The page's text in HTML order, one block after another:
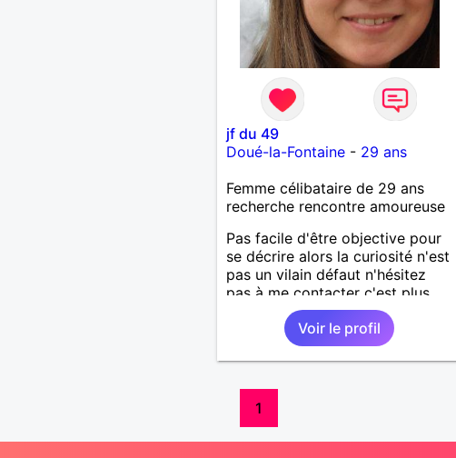
jf du 49
Doué-la-Fontaine- 29 ans
Femme célibataire de 29 ans
recherche rencontre amoureuse
Pas facile d'être objective pour
se décrire alors la curiosité n'est
pas un vilain défaut n'hésitez
pas à me contacter c'est plus
sympa pour faire connaissance.
Voir le profil
1